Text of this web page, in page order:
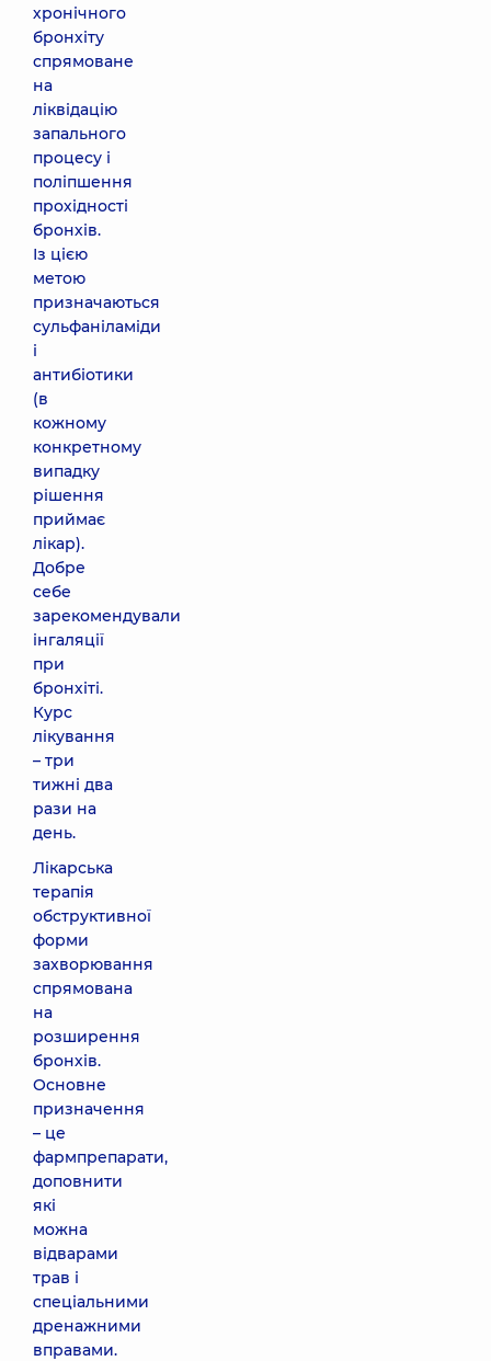
хронічного
бронхіту
спрямоване
на
ліквідацію
запального
процесу і
поліпшення
прохідності
бронхів.
Із цією
метою
призначаються
сульфаніламіди
і
антибіотики
(в
кожному
конкретному
випадку
рішення
приймає
лікар).
Добре
себе
зарекомендували
інгаляції
при
бронхіті.
Курс
лікування
– три
тижні два
рази на
день.
Лікарська
терапія
обструктивної
форми
захворювання
спрямована
на
розширення
бронхів.
Основне
призначення
– це
фармпрепарати,
доповнити
які
можна
відварами
трав і
спеціальними
дренажними
вправами.